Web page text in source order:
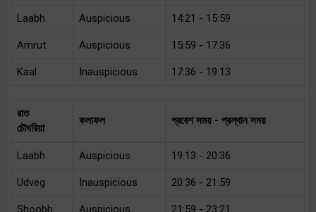
Laabh Auspicious 14:21 - 15:59
Amrut Auspicious 15:59 - 17:36
Kaal Inauspicious 17:36 - 19:13
রাত
চৌঘরিয়া
ফলাফল প্রবেশ সময় - প্রস্থান সময়
Laabh Auspicious 19:13 - 20:36
Udveg Inauspicious 20:36 - 21:59
Shoobh Auspicious 21:59 - 23:21